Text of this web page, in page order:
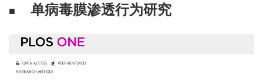
■ 单病毒膜渗透行为研究